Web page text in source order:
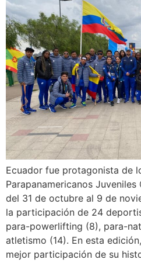
Ecuador fue protagonista de
Parapanamericanos
del 31 de octubre al 9 de
la participación de 24
para-powerlifting (8), para-
atletismo (14). En esta
mejor participación de su